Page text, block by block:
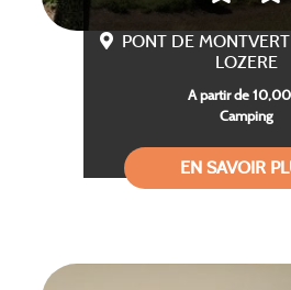
PONT DE
LOZERE
A partir de
Camping
EN SAVOIR